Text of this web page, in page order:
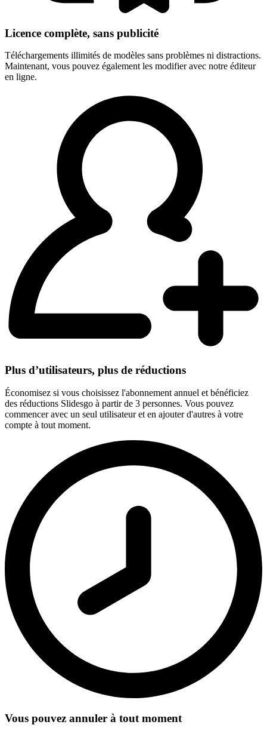
Licence complète, sans publicité
Téléchargements illimités de modèles sans problèmes ni distractions.
Maintenant, vous pouvez également les modifier avec notre éditeur
en ligne.
Plus d’utilisateurs, plus de réductions
Économisez si vous choisissez l'abonnement annuel et bénéficiez
des réductions Slidesgo à partir de 3 personnes. Vous pouvez
commencer avec un seul utilisateur et en ajouter d'autres à votre
compte à tout moment.
Vous pouvez annuler à tout moment